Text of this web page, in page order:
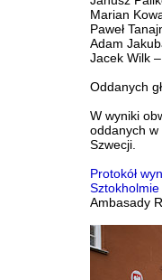
Marian
Paweł
Adam
Jacek Wilk
Oddanych
W wyniki
oddanych w
Szwecji.
Protokół
Sztokholmie
Ambasady